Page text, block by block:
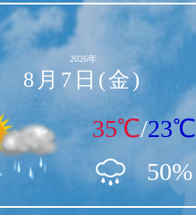
2026年
8月7日(金)
35℃/23℃
50%